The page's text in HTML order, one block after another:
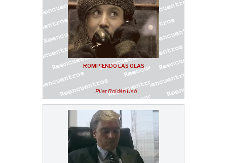
ROMPIENDO LAS OLAS
Pilar Roldán Usó